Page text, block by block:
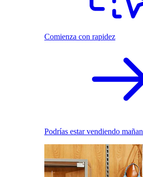
Comienza con rapidez
Podrías estar vendiendo